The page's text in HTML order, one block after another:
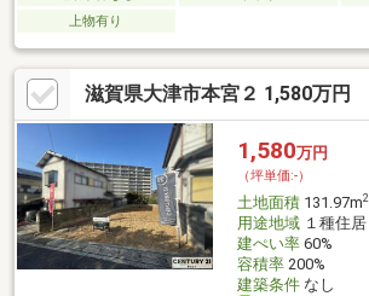
上物有り
滋賀県大津市本宮２ 1,580万円
1,580万円
（坪単価:-）
土地面積131.97m2
用途地域１種住居
建ぺい率60%
容積率200%
建築条件なし